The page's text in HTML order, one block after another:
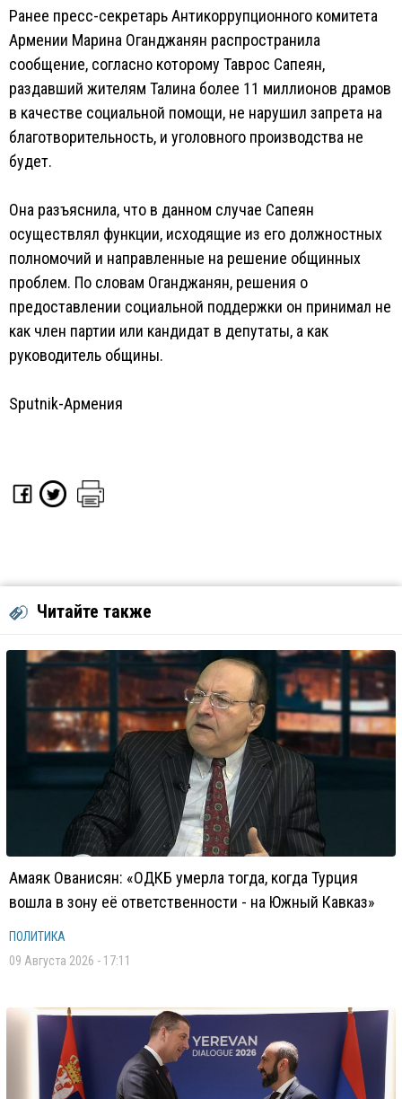
Ранее пресс-секретарь Антикоррупционного комитета
Армении Марина Оганджанян распространила
сообщение, согласно которому Таврос Сапеян,
раздавший жителям Талина более 11 миллионов драмов
в качестве социальной помощи, не нарушил запрета на
благотворительность, и уголовного производства не
будет.
Она разъяснила, что в данном случае Сапеян
осуществлял функции, исходящие из его должностных
полномочий и направленные на решение общинных
проблем. По словам Оганджанян, решения о
предоставлении социальной поддержки он принимал не
как член партии или кандидат в депутаты, а как
руководитель общины.
Sputnik-Армения
Читайте также
Амаяк Ованисян: «ОДКБ умерла тогда, когда Турция
вошла в зону её ответственности - на Южный Кавказ»
ПОЛИТИКА
09 Августа 2026 - 17:11